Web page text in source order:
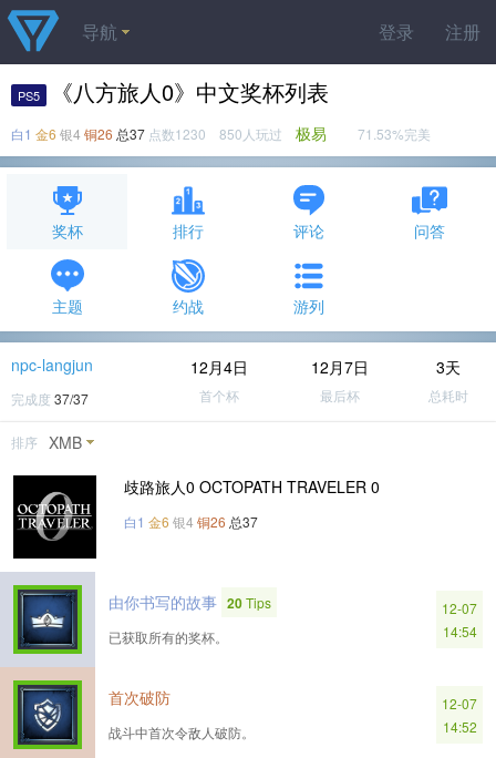
登录 注册
导航
PS5 《八方旅人0》中文奖杯列表
白1 金6 银4 铜26 总37 点数1230 850人玩过 极易 71.53%完美
奖杯 排行 评论 问答
主题 约战 游列
npc-langjun
完成度 37/37
12月4日
首个杯
12月7日
最后杯
3天
总耗时
排序 XMB
歧路旅人0 OCTOPATH TRAVELER 0
白1 金6 银4 铜26 总37
由你书写的故事 20Tips
已获取所有的奖杯。
12-07
14:54
首次破防
战斗中首次令敌人破防。
12-07
14:52